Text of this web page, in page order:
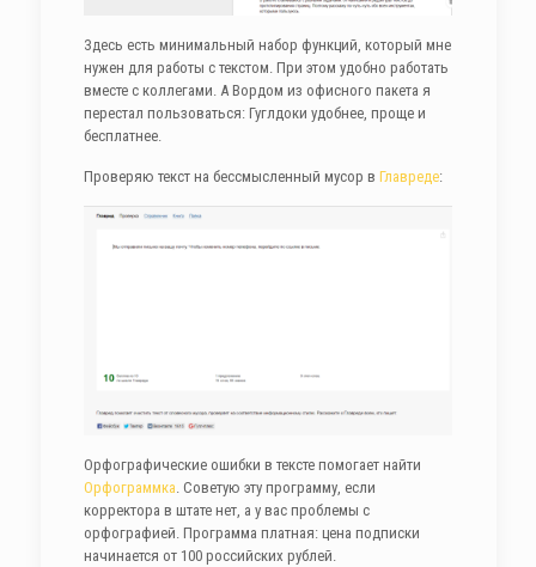
Здесь есть минимальный набор функций, который мне
нужен для работы с текстом. При этом удобно работать
вместе с коллегами. А Вордом из офисного пакета я
перестал пользоваться: Гуглдоки удобнее, проще и
бесплатнее.
Проверяю текст на бессмысленный мусор вГлавреде:
Орфографические ошибки в тексте помогает найти
Орфограммка. Советую эту программу, если
корректора в штате нет, а у вас проблемы с
орфографией. Программа платная: цена подписки
начинается от 100 российских рублей.